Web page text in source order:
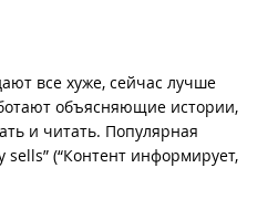
все хуже, сейчас лучше
объясняющие истории,
и читать. Популярная
(“Контент информирует,